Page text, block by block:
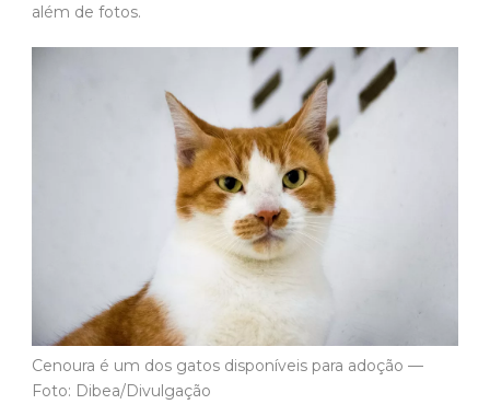
além de fotos.
Cenoura é um dos gatos disponíveis para adoção —
Foto: Dibea/Divulgação